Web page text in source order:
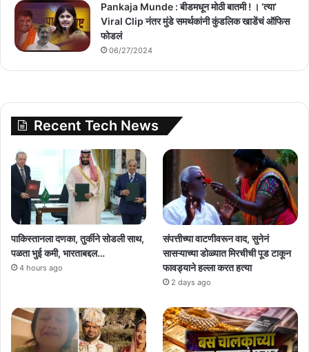
Pankaja Munde : बीडमधून मोठी बातमी ! । ‘त्या’
Viral Clip नंतर मुंडे समर्थकांनी कुंडलिक खाडेंचं ऑफिस
फोडलं
06/27/2024
Recent Tech News
पाकिस्तानला दणका, तुर्कीने सोडली साथ,
पळता भुई कमी, भारताबद्दल…
4 hours ago
संपत्तीच्या वाटणीवरून वाद, सुनेनं
सासऱ्याच्या डोळ्यात मिरचीची पूड टाकून
फावड्याने हल्ला करत हत्या
2 days ago